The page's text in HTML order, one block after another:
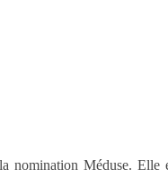
nomination Méduse.